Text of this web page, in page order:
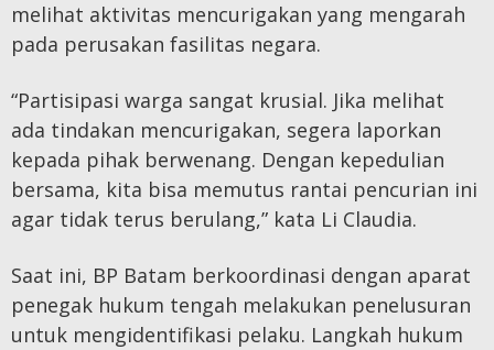
melihat aktivitas mencurigakan yang mengarah
pada perusakan fasilitas negara.
“Partisipasi warga sangat krusial. Jika melihat
ada tindakan mencurigakan, segera laporkan
kepada pihak berwenang. Dengan kepedulian
bersama, kita bisa memutus rantai pencurian ini
agar tidak terus berulang,” kata Li Claudia.
Saat ini, BP Batam berkoordinasi dengan aparat
penegak hukum tengah melakukan penelusuran
untuk mengidentifikasi pelaku. Langkah hukum